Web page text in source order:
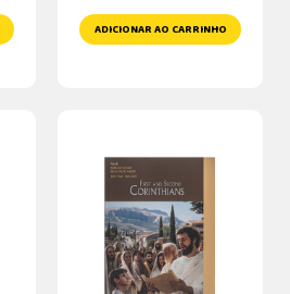
ADICIONAR AO CARRINHO